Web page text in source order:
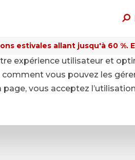
estivales allant jusqu'à 60 %.
expérience utilisateur et
vous pouvez les
vous acceptez